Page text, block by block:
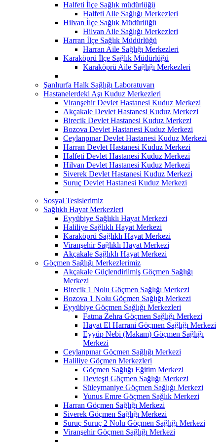
Halfeti İlçe Sağlık müdürlüğü
Halfeti Aile Sağlığı Merkezleri
Hilvan İlçe Sağlık Müdürlüğü
Hilvan Aile Sağlığı Merkezleri
Harran İlçe Sağlık Müdürlüğü
Harran Aile Sağlığı Merkezleri
Karaköprü İlçe Sağlık Müdürlüğü
Karaköprü Aile Sağlığı Merkezleri
Şanlıurfa Halk Sağlığı Laboratuvarı
Hastanelerdeki Aşı Kuduz Merkezleri
Viranşehir Devlet Hastanesi Kuduz Merkezi
Akçakale Devlet Hastanesi Kuduz Merkezi
Birecik Devlet Hastanesi Kuduz Merkezi
Bozova Devlet Hastanesi Kuduz Merkezi
Ceylanpınar Devlet Hastanesi Kuduz Merkezi
Harran Devlet Hastanesi Kuduz Merkezi
Halfeti Devlet Hastanesi Kuduz Merkezi
Hilvan Devlet Hastanesi Kuduz Merkezi
Siverek Devlet Hastanesi Kuduz Merkezi
Suruç Devlet Hastanesi Kuduz Merkezi
Sosyal Tesislerimiz
Sağlıklı Hayat Merkezleri
Eyyübiye Sağlıklı Hayat Merkezi
Haliliye Sağlıklı Hayat Merkezi
Karaköprü Sağlıklı Hayat Merkezi
Viranşehir Sağlıklı Hayat Merkezi
Akçakale Sağlıklı Hayat Merkezi
Göçmen Sağlığı Merkezlerimiz
Akçakale Güçlendirilmiş Göçmen Sağlığı
Merkezi
Birecik 1 Nolu Göçmen Sağlığı Merkezi
Bozova 1 Nolu Göçmen Sağlığı Merkezi
Eyyübiye Göçmen Sağlığı Merkezleri
Fatma Zehra Göçmen Sağlığı Merkezi
Hayat El Harrani Göçmen Sağlığı Merkezi
Eyyüp Nebi (Makam) Göçmen Sağlığı
Merkezi
Ceylanpınar Göçmen Sağlığı Merkezi
Haliliye Göçmen Merkezleri
Göçmen Sağlığı Eğitim Merkezi
Devteşti Göçmen Sağlığı Merkezi
Süleymaniye Göçmen Sağlığı Merkezi
Yunus Emre Göçmen Sağlık Merkezi
Harran Göçmen Sağlığı Merkezi
Siverek Göçmen Sağlığı Merkezi
Suruç Suruç 2 Nolu Göçmen Sağlığı Merkezi
Viranşehir Göçmen Sağlığı Merkezi